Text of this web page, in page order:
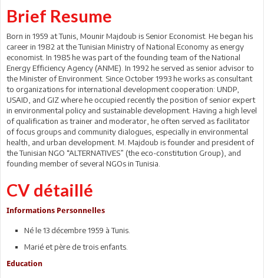
Brief Resume
Born in 1959 at Tunis, Mounir Majdoub is Senior Economist. He began his
career in 1982 at the Tunisian Ministry of National Economy as energy
economist. In 1985 he was part of the founding team of the National
Energy Efficiency Agency (ANME). In 1992 he served as senior advisor to
the Minister of Environment. Since October 1993 he works as consultant
to organizations for international development cooperation: UNDP,
USAID, and GIZ where he occupied recently the position of senior expert
in environmental policy and sustainable development. Having a high level
of qualification as trainer and moderator, he often served as facilitator
of focus groups and community dialogues, especially in environmental
health, and urban development. M. Majdoub is founder and president of
the Tunisian NGO “ALTERNATIVES” (the eco-constitution Group), and
founding member of several NGOs in Tunisia.
CV détaillé
Informations Personnelles
Né le 13 décembre 1959 à Tunis.
Marié et père de trois enfants.
Education